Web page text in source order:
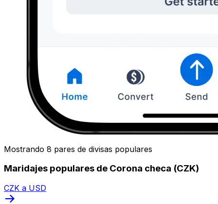
Mostrando 8 pares de divisas populares
Maridajes populares de Corona checa (CZK)
CZK a USD